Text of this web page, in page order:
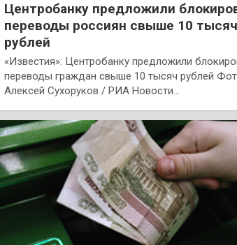
Центробанку предложили
переводы россиян свыше 10 тысяч
рублей
«Известия»: Центробанку предложили
переводы граждан свыше 10 тысяч рублей
Алексей Сухоруков / РИА Новости…